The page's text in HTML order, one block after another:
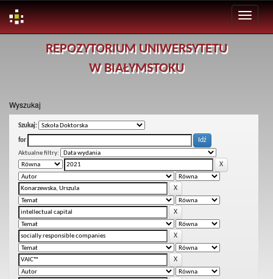
REPOZYTORIUM UNIWERSYTETU
W BIAŁYMSTOKU
Wyszukaj
Szukaj:
for
Aktualne filtry: